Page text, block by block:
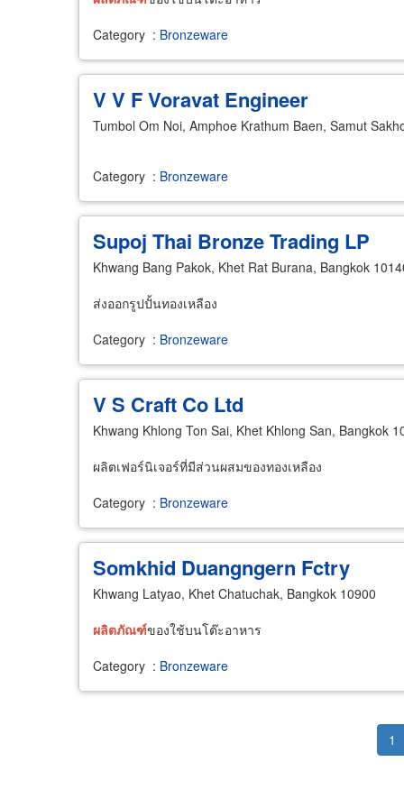
Category : Bronzeware
V V F Voravat Engineer
Tumbol Om Noi, Amphoe Krathum Baen, Samut
Category : Bronzeware
Supoj Thai Bronze Trading LP
Khwang Bang Pakok, Khet Rat Burana, Bangkok
ส่งออกรูปปั้นทองเหลือง
Category : Bronzeware
V S Craft Co Ltd
Khwang Khlong Ton Sai, Khet Khlong San, Bangkok
ผลิตเฟอร์นิเจอร์ที่มีส่วนผสมของทองเหลือง
Category : Bronzeware
Somkhid Duangngern Fctry
Khwang Latyao, Khet Chatuchak, Bangkok 10900
ผลิตภัณฑ์ของใช้บนโต๊ะอาหาร
Category : Bronzeware
1